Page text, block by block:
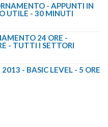
- APPUNTI IN
UTILE - 30 MINUTI
24 ORE -
- TUTTI I SETTORI
- BASIC LEVEL - 5 ORE